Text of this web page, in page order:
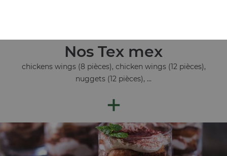
Nos Tex mex
chickens wings (8 pièces), chicken wings (12 pièces),
nuggets (12 pièces), ...
+